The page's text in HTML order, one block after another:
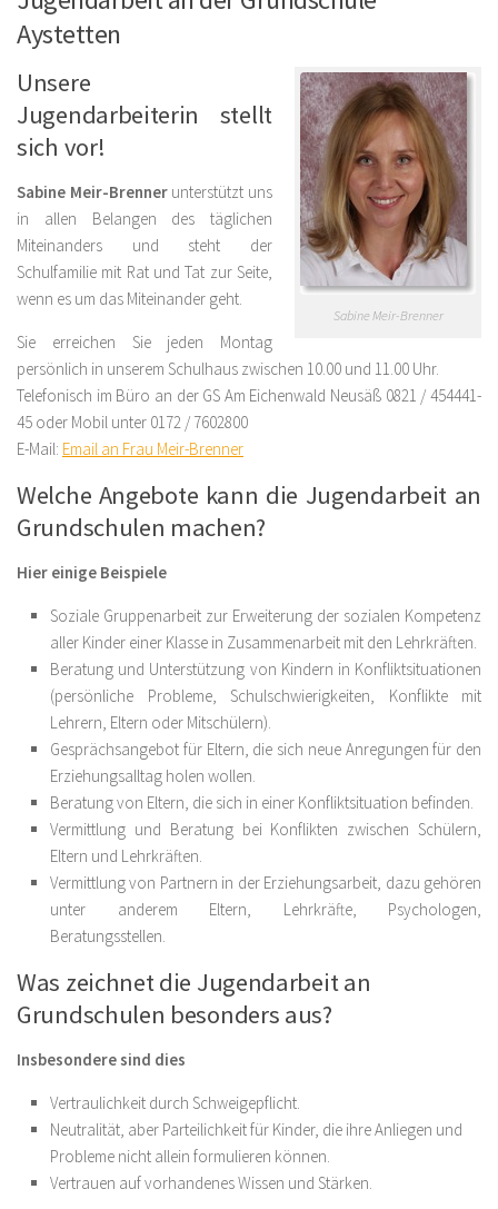
Aystetten
Sabine Meir-Brenner
Unsere
Jugendarbeiterin stellt
sich vor!
Sabine Meir-Brennerunterstützt uns
in allen Belangen des täglichen
Miteinanders und steht der
Schulfamilie mit Rat und Tat zur Seite,
wenn es um das Miteinander geht.
Sie erreichen Sie jeden Montag
persönlich in unserem Schulhaus zwischen 10.00 und 11.00 Uhr.
Telefonisch im Büro an der GS Am Eichenwald Neusäß 0821 / 454441-
45 oder Mobil unter 0172 / 7602800
E-Mail: Email an Frau Meir-Brenner
Welche Angebote kann die Jugendarbeit an
Grundschulen machen?
Hier einige Beispiele
Soziale Gruppenarbeit zur Erweiterung der sozialen Kompetenz
aller Kinder einer Klasse in Zusammenarbeit mit den Lehrkräften.
Beratung und Unterstützung von Kindern in Konfliktsituationen
(persönliche Probleme, Schulschwierigkeiten, Konflikte mit
Lehrern, Eltern oder Mitschülern).
Gesprächsangebot für Eltern, die sich neue Anregungen für den
Erziehungsalltag holen wollen.
Beratung von Eltern, die sich in einer Konfliktsituation befinden.
Vermittlung und Beratung bei Konflikten zwischen Schülern,
Eltern und Lehrkräften.
Vermittlung von Partnern in der Erziehungsarbeit, dazu gehören
unter anderem Eltern, Lehrkräfte, Psychologen,
Beratungsstellen.
Was zeichnet die Jugendarbeit an
Grundschulen besonders aus?
Insbesondere sind dies
Vertraulichkeit durch Schweigepflicht.
Neutralität, aber Parteilichkeit für Kinder, die ihre Anliegen und
Probleme nicht allein formulieren können.
Vertrauen auf vorhandenes Wissen und Stärken.